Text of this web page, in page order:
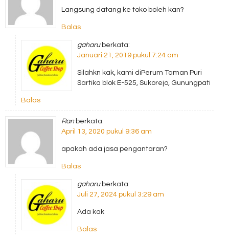
Langsung datang ke toko boleh kan?
Balas
gaharu berkata:
Januari 21, 2019 pukul 7:24 am
Silahkn kak, kami diPerum Taman Puri
Sartika blok E-525, Sukorejo, Gunungpati
Balas
Ran berkata:
April 13, 2020 pukul 9:36 am
apakah ada jasa pengantaran?
Balas
gaharu berkata:
Juli 27, 2024 pukul 3:29 am
Ada kak
Balas